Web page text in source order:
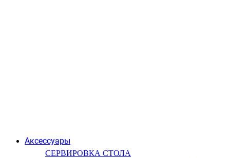
Аксессуары
СЕРВИРОВКА СТОЛА